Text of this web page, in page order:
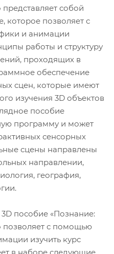
собой
которое позволяет с
и анимации
работы и структуру
проходящих в
обеспечение
сцен, которые имеют
изучения 3D объектов
пособие
программу и может
сенсорных
сцены направлены
направлении,
география,
пособие «Познание:
с помощью
изучить курс